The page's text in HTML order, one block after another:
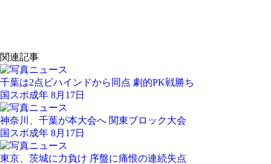
関連記事
千葉は2点ビハインドから同点 劇的PK戦勝ち
国スポ成年 8月17日
神奈川、千葉が本大会へ 関東ブロック大会
国スポ成年 8月17日
東京、茨城に力負け 序盤に痛恨の連続失点